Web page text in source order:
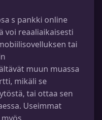
s pankki online
voi reaaliaikaisesti
tai
muun muassa
mikäli se
tai ottaa sen
Useimmat